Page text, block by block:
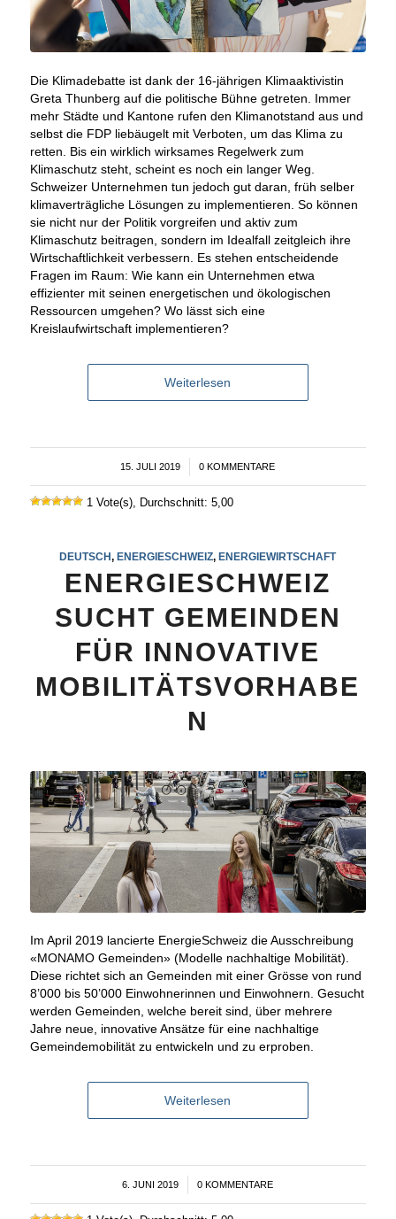
Die Klimadebatte ist dank der 16-jährigen Klimaaktivistin
Greta Thunberg auf die politische Bühne getreten. Immer
mehr Städte und Kantone rufen den Klimanotstand aus und
selbst die FDP liebäugelt mit Verboten, um das Klima zu
retten. Bis ein wirklich wirksames Regelwerk zum
Klimaschutz steht, scheint es noch ein langer Weg.
Schweizer Unternehmen tun jedoch gut daran, früh selber
klimaverträgliche Lösungen zu implementieren. So können
sie nicht nur der Politik vorgreifen und aktiv zum
Klimaschutz beitragen, sondern im Idealfall zeitgleich ihre
Wirtschaftlichkeit verbessern. Es stehen entscheidende
Fragen im Raum: Wie kann ein Unternehmen etwa
effizienter mit seinen energetischen und ökologischen
Ressourcen umgehen? Wo lässt sich eine
Kreislaufwirtschaft implementieren?
Weiterlesen
15. JULI 2019 0 KOMMENTARE
1 Vote(s), Durchschnitt: 5,00
DEUTSCH,ENERGIESCHWEIZ,ENERGIEWIRTSCHAFT
ENERGIESCHWEIZ
SUCHT GEMEINDEN
FÜR INNOVATIVE
MOBILITÄTSVORHABE
N
Im April 2019 lancierte EnergieSchweiz die Ausschreibung
«MONAMO Gemeinden» (Modelle nachhaltige Mobilität).
Diese richtet sich an Gemeinden mit einer Grösse von rund
8’000 bis 50’000 Einwohnerinnen und Einwohnern. Gesucht
werden Gemeinden, welche bereit sind, über mehrere
Jahre neue, innovative Ansätze für eine nachhaltige
Gemeindemobilität zu entwickeln und zu erproben.
Weiterlesen
6. JUNI 2019
/ 0 KOMMENTARE